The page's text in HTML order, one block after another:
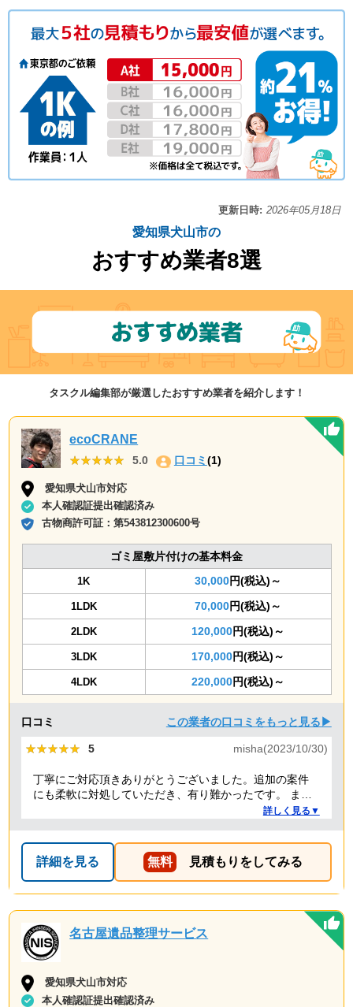
更新日時: 2026年05月18日
愛知県犬山市の
おすすめ業者8選
タスクル編集部が厳選したおすすめ業者を紹介します！
ecoCRANE
★★★★★
★★★★★ 5.0 口コミ(1)
愛知県犬山市対応
本人確認証提出確認済み
古物商許可証：第543812300600号
ゴミ屋敷片付けの基本料金
1K 30,000円(税込)～
1LDK 70,000円(税込)～
2LDK 120,000円(税込)～
3LDK 170,000円(税込)～
4LDK 220,000円(税込)～
口コミ この業者の口コミをもっと見る▶
★★★★★
★★★★★ 5 misha(2023/10/30)
丁寧にご対応頂きありがとうございました。追加の案件
にも柔軟に対処していただき、有り難かったです。 また
何かありましたらぜひよろしくお願いします。詳しく見る▼
詳細を見る 無料 見積もりをしてみる
名古屋遺品整理サービス
愛知県犬山市対応
本人確認証提出確認済み